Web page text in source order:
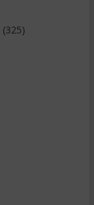
(325)